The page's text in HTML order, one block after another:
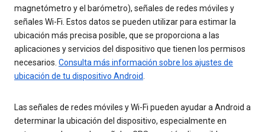
magnetómetro y el barómetro), señales de redes móviles y
señales Wi-Fi. Estos datos se pueden utilizar para estimar la
ubicación más precisa posible, que se proporciona a las
aplicaciones y servicios del dispositivo que tienen los permisos
necesarios. Consulta más información sobre los ajustes de
ubicación de tu dispositivo Android
Las señales de redes móviles y Wi-Fi pueden ayudar a Android a
determinar la ubicación del dispositivo, especialmente en